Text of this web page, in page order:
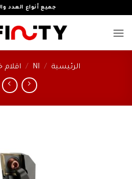
جميع أنواع العدد
الرئيسية /
NI
/